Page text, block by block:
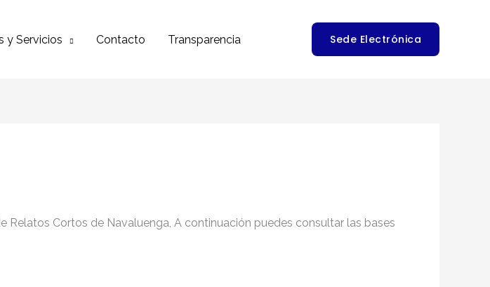
y Servicios Contacto Transparencia Sede Electrónica
Relatos Cortos de Navaluenga, A continuación puedes consultar las bases